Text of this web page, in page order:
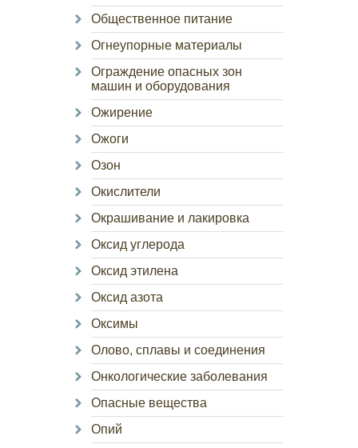
Общественное питание
Огнеупорные материалы
Ограждение опасных зон
машин и оборудования
Ожирение
Ожоги
Озон
Окислители
Окрашивание и лакировка
Оксид углерода
Оксид этилена
Оксид азота
Оксимы
Олово, сплавы и соединения
Онкологические заболевания
Опасные вещества
Опий